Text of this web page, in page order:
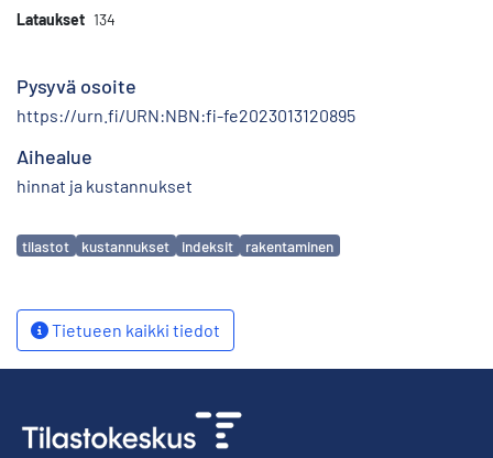
Lataukset 134
Pysyvä osoite
https://urn.fi/URN:NBN:fi-fe2023013120895
Aihealue
hinnat ja kustannukset
Avainsanat
tilastot kustannukset indeksit rakentaminen
Tietueen kaikki tiedot